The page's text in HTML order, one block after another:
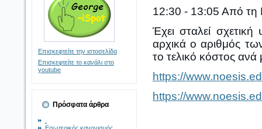
Επισκεφτείτε την ιστοσελίδα
Επισκεφτείτε το κανάλι στο
youtube
Πρόσφατα άρθρα
12:30 - 13:05 Από τη
Έχει σταλεί
αρχικά ο αριθμός
το τελικό κόστος
https://
https://